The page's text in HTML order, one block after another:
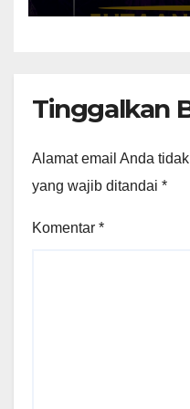
Resmi Di
Tinggalkan
Alamat email Anda
yang wajib ditandai *
Komentar *